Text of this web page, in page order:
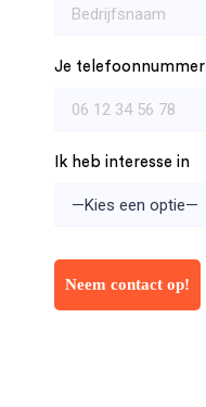
Je telefoonnummer
Ik heb interesse in